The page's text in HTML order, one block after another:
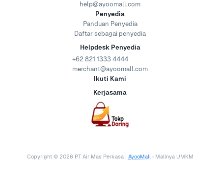
help@ayoomall.com
Penyedia
Panduan Penyedia
Daftar sebagai penyedia
Helpdesk Penyedia
+62 821 1333 4444
merchant@ayoomall.com
Ikuti Kami
Kerjasama
Copyright © 2026 PT Air Mas Perkasa | AyooMall • Mallnya UMKM